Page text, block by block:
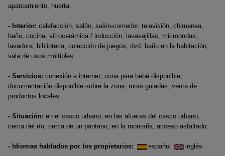
aparcamiento, huerta.
- Interior: calefacción, salón, salón-comedor, televisión, chimenea,
baño, cocina, vitrocerámica / inducción, lavavajillas, microondas,
lavadora, biblioteca, colección de juegos, dvd, baño en la habitación,
sala de usos múltiples.
- Servicios: conexión a internet, cuna para bebé disponible,
documentación disponible sobre la zona, rutas guiadas, venta de
productos locales.
- Situación: en el casco urbano, en las afueras del casco urbano,
cerca del río, cerca de un pantano, en la montaña, acceso asfaltado.
- Idiomas hablados por los propietarios: español inglés